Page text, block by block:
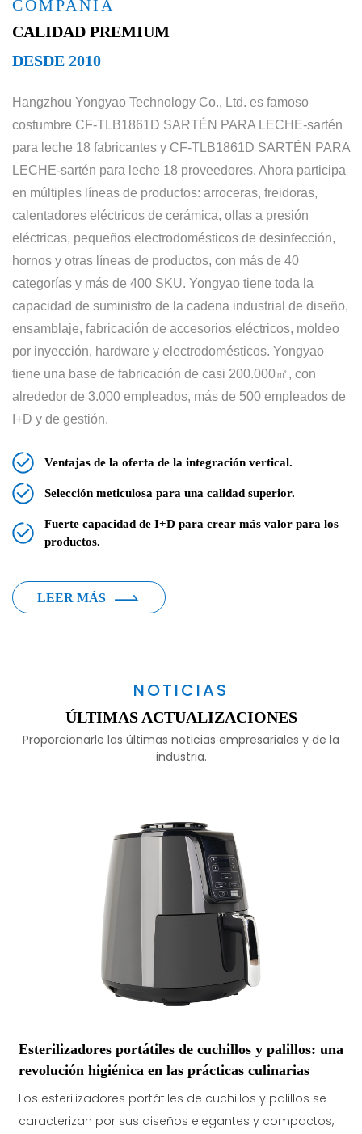
COMPAÑÍA
CALIDAD PREMIUM
DESDE 2010
Hangzhou Yongyao Technology Co., Ltd. es famoso
costumbre CF-TLB1861D SARTÉN PARA LECHE-sartén
para leche 18 fabricantes y CF-TLB1861D SARTÉN PARA
LECHE-sartén para leche 18 proveedores. Ahora participa
en múltiples líneas de productos: arroceras, freidoras,
calentadores eléctricos de cerámica, ollas a presión
eléctricas, pequeños electrodomésticos de desinfección,
hornos y otras líneas de productos, con más de 40
categorías y más de 400 SKU. Yongyao tiene toda la
capacidad de suministro de la cadena industrial de diseño,
ensamblaje, fabricación de accesorios eléctricos, moldeo
por inyección, hardware y electrodomésticos. Yongyao
tiene una base de fabricación de casi 200.000㎡, con
alrededor de 3.000 empleados, más de 500 empleados de
I+D y de gestión.
Ventajas de la oferta de la integración vertical.
Selección meticulosa para una calidad superior.
Fuerte capacidad de I+D para crear más valor para los
productos.
LEER MÁS
NOTICIAS
ÚLTIMAS ACTUALIZACIONES
Proporcionarle las últimas noticias empresariales y de la
industria.
Esterilizadores portátiles de cuchillos y palillos: una
revolución higiénica en las prácticas culinarias
Los esterilizadores portátiles de cuchillos y palillos se
caracterizan por sus diseños elegantes y compactos,